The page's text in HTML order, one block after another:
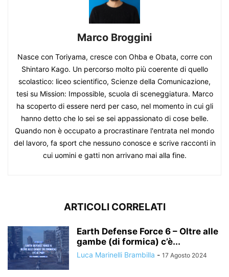
Marco Broggini
Nasce con Toriyama, cresce con Ohba e Obata, corre con
Shintaro Kago. Un percorso molto più coerente di quello
scolastico: liceo scientifico, Scienze della Comunicazione,
tesi su Mission: Impossible, scuola di sceneggiatura. Marco
ha scoperto di essere nerd per caso, nel momento in cui gli
hanno detto che lo sei se sei appassionato di cose belle.
Quando non è occupato a procrastinare l'entrata nel mondo
del lavoro, fa sport che nessuno conosce e scrive racconti in
cui uomini e gatti non arrivano mai alla fine.
ARTICOLI CORRELATI
Earth Defense Force 6 – Oltre alle
gambe (di formica) c’è...
Luca Marinelli Brambilla - 17 Agosto 2024